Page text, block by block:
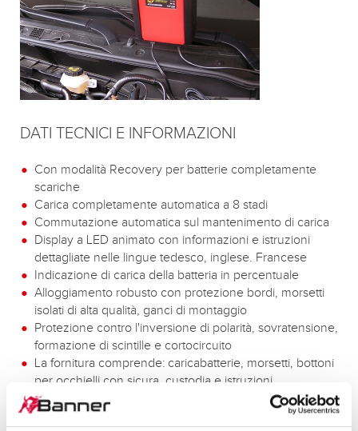
DATI TECNICI E INFORMAZIONI
Con modalità Recovery per batterie completamente
scariche
Carica completamente automatica a 8 stadi
Commutazione automatica sul mantenimento di carica
Display a LED animato con informazioni e istruzioni
dettagliate nelle lingue tedesco, inglese. Francese
Indicazione di carica della batteria in percentuale
Alloggiamento robusto con protezione bordi, morsetti
isolati di alta qualità, ganci di montaggio
Protezione contro l'inversione di polarità, sovratensione,
formazione di scintille e cortocircuito
La fornitura comprende: caricabatterie, morsetti, bottoni
per occhielli con sicura, custodia e istruzioni